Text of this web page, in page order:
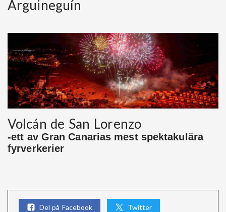
Arguineguín
Volcán de San Lorenzo
-ett av Gran Canarias mest spektakulära
fyrverkerier
Del på Facebook Twitter